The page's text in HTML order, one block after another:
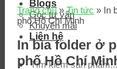
Blogs
Góc tư vấn
Khuyến mãi
Liên hệ
Trang chủ »Tin tức » In
phố Hồ Chí Minh
In bìa folder ở
phố Hồ Chí